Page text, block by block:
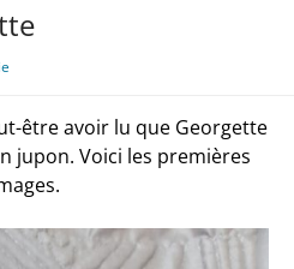
être avoir lu que Georgette
jupon. Voici les premières